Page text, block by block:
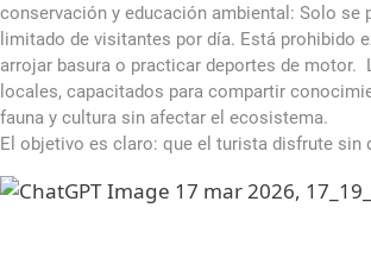
conservación y educación ambiental: Solo se
limitado de visitantes por día. Está prohibido
arrojar basura o practicar deportes de motor.
locales, capacitados para compartir
fauna y cultura sin afectar el ecosistema.
El objetivo es claro: que el turista disfrute sin